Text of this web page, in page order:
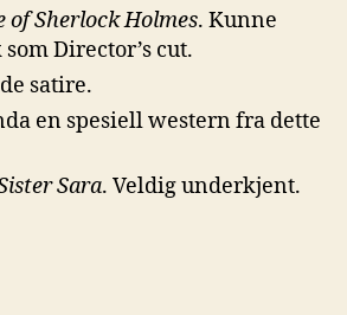
of Sherlock Holmes. Kunne
Director’s cut.
satire.
en spesiell western fra dette
Sara. Veldig underkjent.